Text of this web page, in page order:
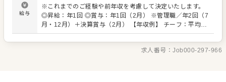
由度高くご活躍できます。チーフ候補として、仕入れから
商品開発、攻めた売り場作りまで幅広い業務をお任せしま
す。 「自分の色が出せる売場で勝負したい」 「本部の方針
の出会いを待ってます。 自らファンを増やしていく、そん
な「商売の原点」を当社で体感してください。 ■業務内
給与
※これまでのご経験や前年収を考慮して決定いたします。
◎昇給：年1回 ◎賞与：年1回（2月） ※管理職／年2回（7
月・12月）＋決算賞与（2月） 【年収例】 チーフ：平均
630万円 ※チーフ以上：700万円以上（平均年齢32歳） ※
試用期間3ヶ月あり（期間中、条件変更なし） ※固定残業
代35時間分61,000円～80,300円を支給。超過分は別途支
求人番号：Job000-297-966